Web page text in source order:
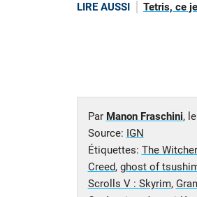
LIRE AUSSI Tetris, ce
Par Manon Fraschini, le
Source: IGN
Étiquettes: The
Creed, ghost of
Scrolls V : Skyrim,